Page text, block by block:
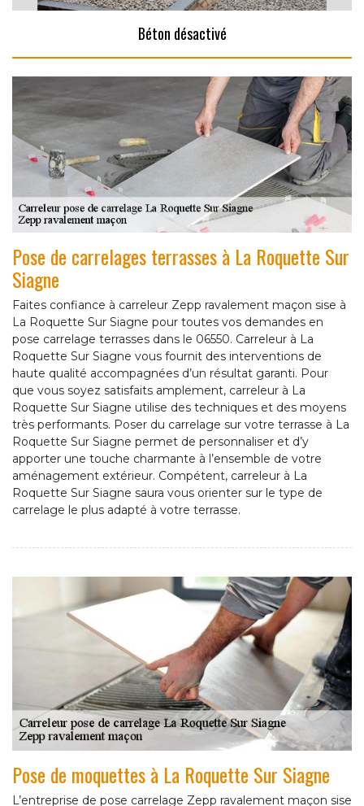
Béton désactivé
Pose de carrelages terrasses à La Roquette Sur
Siagne
Faites confiance à carreleur Zepp ravalement maçon sise à
La Roquette Sur Siagne pour toutes vos demandes en
pose carrelage terrasses dans le 06550. Carreleur à La
Roquette Sur Siagne vous fournit des interventions de
haute qualité accompagnées d’un résultat garanti. Pour
que vous soyez satisfaits amplement, carreleur à La
Roquette Sur Siagne utilise des techniques et des moyens
très performants. Poser du carrelage sur votre terrasse à La
Roquette Sur Siagne permet de personnaliser et d’y
apporter une touche charmante à l’ensemble de votre
aménagement extérieur. Compétent, carreleur à La
Roquette Sur Siagne saura vous orienter sur le type de
carrelage le plus adapté à votre terrasse.
Pose de moquettes à La Roquette Sur Siagne
L’entreprise de pose carrelage Zepp ravalement maçon sise